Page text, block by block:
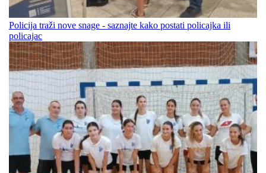
Policija traži nove snage - saznajte kako postati policajka ili
policajac